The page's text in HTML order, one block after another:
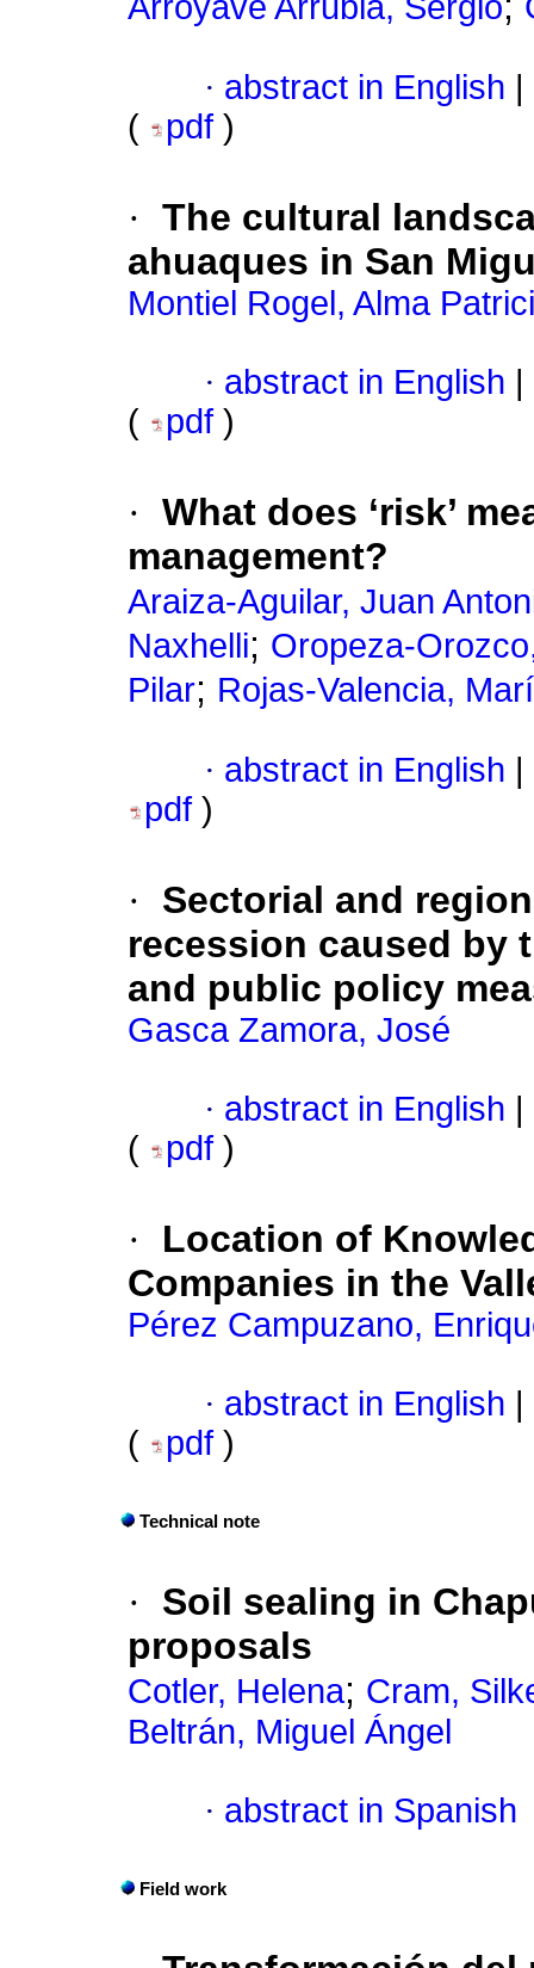
· abstract in English
(
pdf )
· The cultural
ahuaques in San
Montiel Rogel, Alma
· abstract in English
(
pdf )
· What does ‘risk’
management?
Araiza-Aguilar, Juan
Naxhelli; Oropeza-
Pilar; Rojas-Valencia,
· abstract in English
pdf )
·
Sectorial and
recession caused by
and public policy
Gasca Zamora, José
· abstract in English
(
pdf )
·
Location of
Companies in the
Pérez Campuzano,
· abstract in English
(
pdf )
Technical note
·
Soil sealing in
proposals
Cotler, Helena; Cram,
Beltrán, Miguel Ángel
· abstract in Spanish
Field work